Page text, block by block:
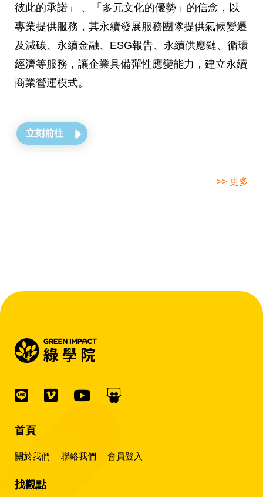
彼此的承諾」 、「多元文化的優勢」的信念，以
專業提供服務，其永續發展服務團隊提供氣候變遷
及減碳、永續金融、ESG報告、永續供應鏈、循環
經濟等服務，讓企業具備彈性應變能力，建立永續
商業營運模式。
立刻前往
>> 更多
首頁
關於我們 聯絡我們 會員登入
找觀點